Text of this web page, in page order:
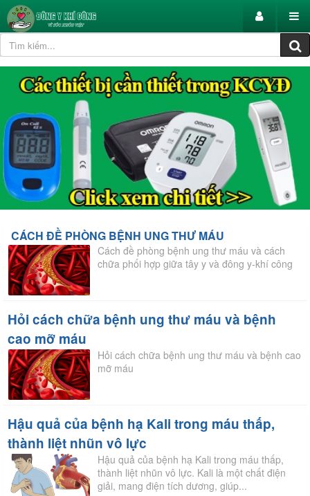
CÁCH ĐỀ PHÒNG BỆNH UNG THƯ MÁU
Cách đề phòng bệnh ung thư máu và cách
chữa phối hợp giữa tây y và đông y-khí công
Hỏi cách chữa bệnh ung thư máu và bệnh
cao mỡ máu
Hỏi cách chữa bệnh ung thư máu và bệnh cao
mỡ máu
Hậu quả của bệnh hạ Kali trong máu thấp,
thành liệt nhũn vô lực
Hậu quả của bệnh hạ Kali trong máu thấp,
thành liệt nhũn vô lực. Kali là một chất điện
giải, mang điện tích dương, giúp...